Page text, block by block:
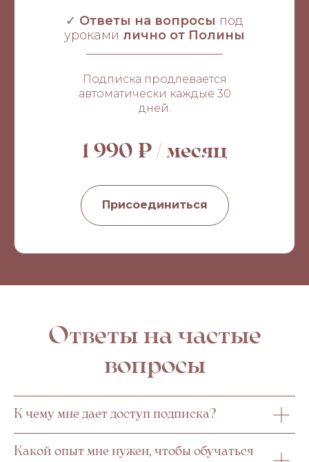
✓ Ответы на вопросы под
уроками лично от Полины
Подписка продлевается
автоматически каждые 30
дней.
1 990 ₽ / месяц
Присоединиться
Ответы на частые
вопросы
К чему мне дает доступ подписка?
Какой опыт мне нужен, чтобы обучаться